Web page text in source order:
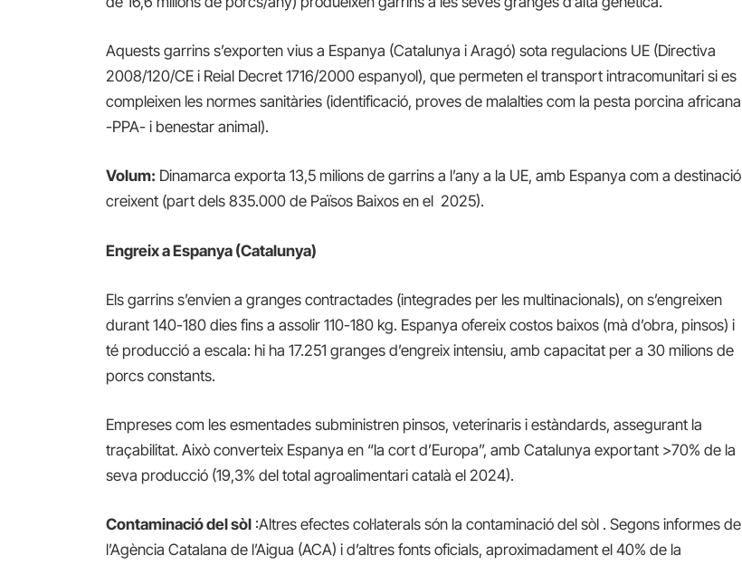
Aquests garrins s’exporten vius a Espanya (Catalunya i Aragó) sota regulacions UE (Directiva
2008/120/CE i Reial Decret 1716/2000 espanyol), que permeten el transport intracomunitari si es
compleixen les normes sanitàries (identificació, proves de malalties com la pesta porcina africana
-PPA- i benestar animal).
Volum: Dinamarca exporta 13,5 milions de garrins a l’any a la UE, amb Espanya com a destinació
creixent (part dels 835.000 de Països Baixos en el 2025).
Engreix a Espanya (Catalunya)
Els garrins s’envien a granges contractades (integrades per les multinacionals), on s’engreixen
durant 140-180 dies fins a assolir 110-180 kg. Espanya ofereix costos baixos (mà d’obra, pinsos) i
té producció a escala: hi ha 17.251 granges d’engreix intensiu, amb capacitat per a 30 milions de
porcs constants.
Empreses com les esmentades subministren pinsos, veterinaris i estàndards, assegurant la
traçabilitat. Això converteix Espanya en “la cort d’Europa”, amb Catalunya exportant >70% de la
seva producció (19,3% del total agroalimentari català el 2024).
Contaminació del sòl :Altres efectes col·laterals són la contaminació del sòl . Segons informes de
l’Agència Catalana de l’Aigua (ACA) i d’altres fonts oficials, aproximadament el 40% de la